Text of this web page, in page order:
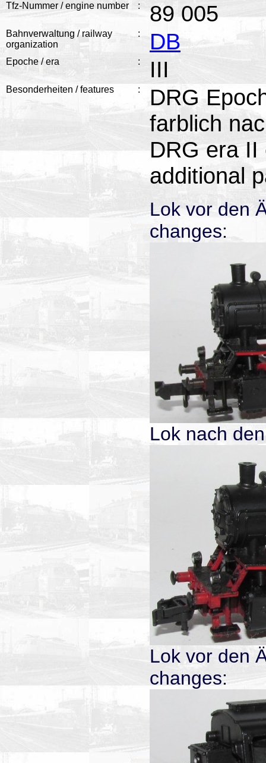
Tfz-Nummer / engine number : 89 005
Bahnverwaltung / railway
organization
: DB
Epoche / era : III
Besonderheiten / features :
DRG
farblich
DRG era
additional
Lok vor den
changes:
Lok nach
Lok vor den
changes: